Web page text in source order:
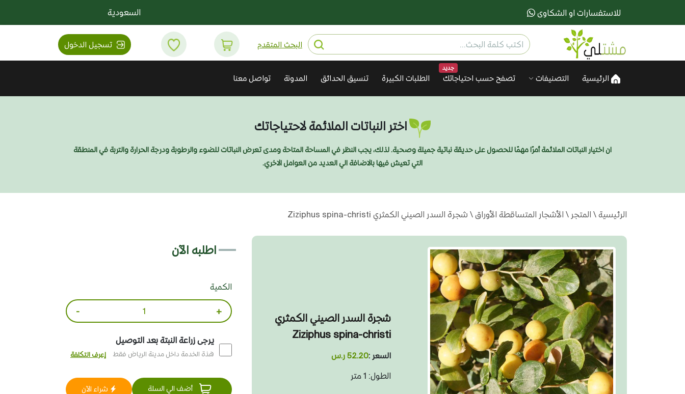
للاستفسارات او الشكاوى السعودية
البحث المتقدم تسجيل الدخول
الرئيسية التصنيفات
جديد
تصفح حسب احتياجاتك الطلبات الكبيرة تنسيق الحدائق المدونة تواصل معنا
اختر النباتات الملائمة لاحتياجاتك
ان اختيار النباتات الملائمة أمرًا مهمًا للحصول على حديقة نباتية جميلة وصحية. لذلك، يجب النظر في المساحة المتاحة ومدى تعرض النباتات للضوء والرطوبة ودرجة الحرارة والتربة في المنطقة
التي تعيش فيها بالاضافة الي العديد من العوامل الاخري.
الرئيسية \ المتجر \ الأشجار المتساقطة الأوراق \ شجرة السدر الصيني الكمثري Ziziphus spina-christi
شجرة السدر الصيني الكمثري
Ziziphus spina-christi
السعر :52.20 ر.س
الطول: 1 متر
اطلبه الآن
الكمية
+
-
يرجى زراعة النبتة بعد التوصيل
هذة الخدمة داخل مدينة الرياض فقط إعرف التكلفة
أضف الي السلة شراء الآن